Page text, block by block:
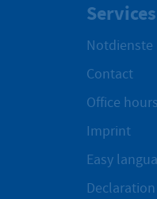
Services
Notdienste
Contact
Office
Imprint
Easy